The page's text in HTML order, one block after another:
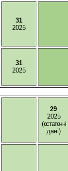
31
2025
31
2025
29
2025
(остаточні
дані)